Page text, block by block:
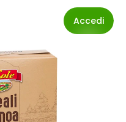
Accedi